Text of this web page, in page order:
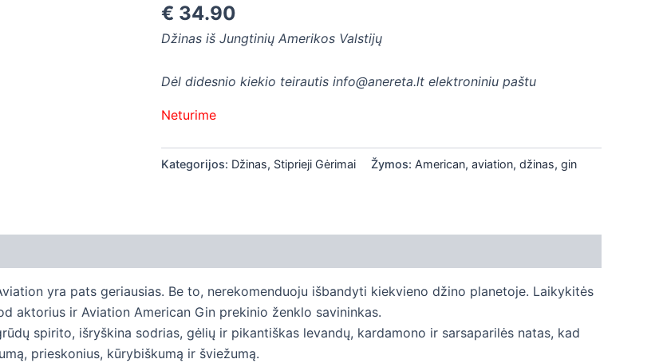
€ 34.90
Džinas iš Jungtinių Amerikos Valstijų
Dėl didesnio kiekio teirautis info@anereta.lt elektroniniu paštu
Neturime
Kategorijos: Džinas, Stiprieji Gėrimai Žymos: American, aviation, džinas, gin
yra pats geriausias. Be to, nerekomenduoju išbandyti kiekvieno džino planetoje. Laikykitės
aktorius ir Aviation American Gin prekinio ženklo savininkas.
spirito, išryškina sodrias, gėlių ir pikantiškas levandų, kardamono ir sarsaparilės natas, kad
prieskonius, kūrybiškumą ir šviežumą.